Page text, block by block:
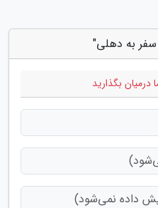
سفر به دهلی"
درمیان بگذارید